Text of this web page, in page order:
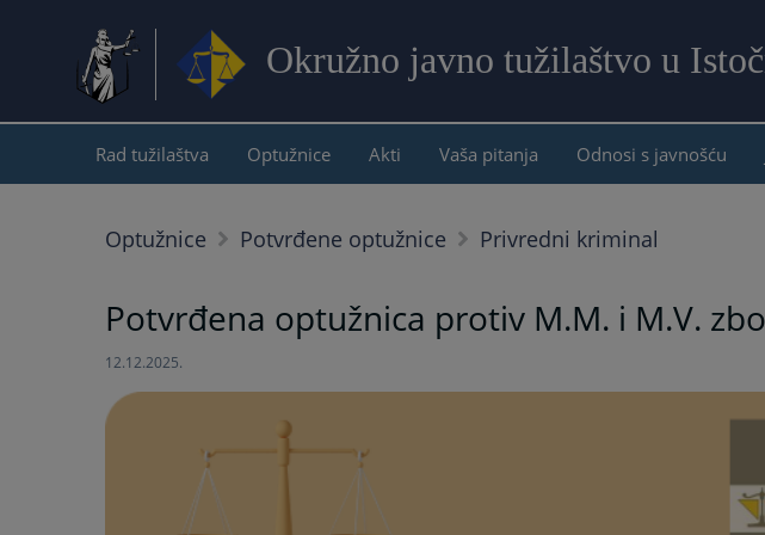
Okružno javno tužilaštvo u
Rad tužilaštva Optužnice Akti Vaša pitanja Odnosi s javnošću
Optužnice Potvrđene optužnice Privredni kriminal
Potvrđena optužnica protiv M.M. i M.V.
12.12.2025.